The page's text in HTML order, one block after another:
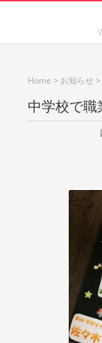
Home > お知らせ >
中学校で職